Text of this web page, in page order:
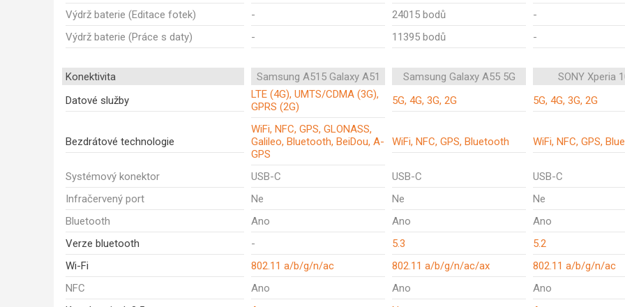
Výdrž baterie (Editace fotek)
- 24015 bodů
-
Výdrž baterie (Práce s daty)
- 11395 bodů -
Konektivita Samsung A515 Galaxy A51 Samsung Galaxy A55 5G
SONY Xperia
Datové služby
LTE (4G), UMTS/CDMA (3G),
GPRS (2G)
5G, 4G, 3G, 2G 5G, 4G, 3G, 2G
Bezdrátové technologie
WiFi, NFC, GPS, GLONASS,
Galileo, Bluetooth, BeiDou, A-
GPS
WiFi, NFC, GPS, Bluetooth WiFi, NFC, GPS,
Systémový konektor USB-C USB-C
USB-C
Infračervený port
Ne Ne
Ne
Bluetooth
Ano Ano
Ano
Verze bluetooth
- 5.3
5.2
Wi-Fi
802.11 a/b/g/n/ac 802.11 a/b/g/n/ac/ax
802.11 a/b/g/n/ac
NFC
Ano Ano
Ano